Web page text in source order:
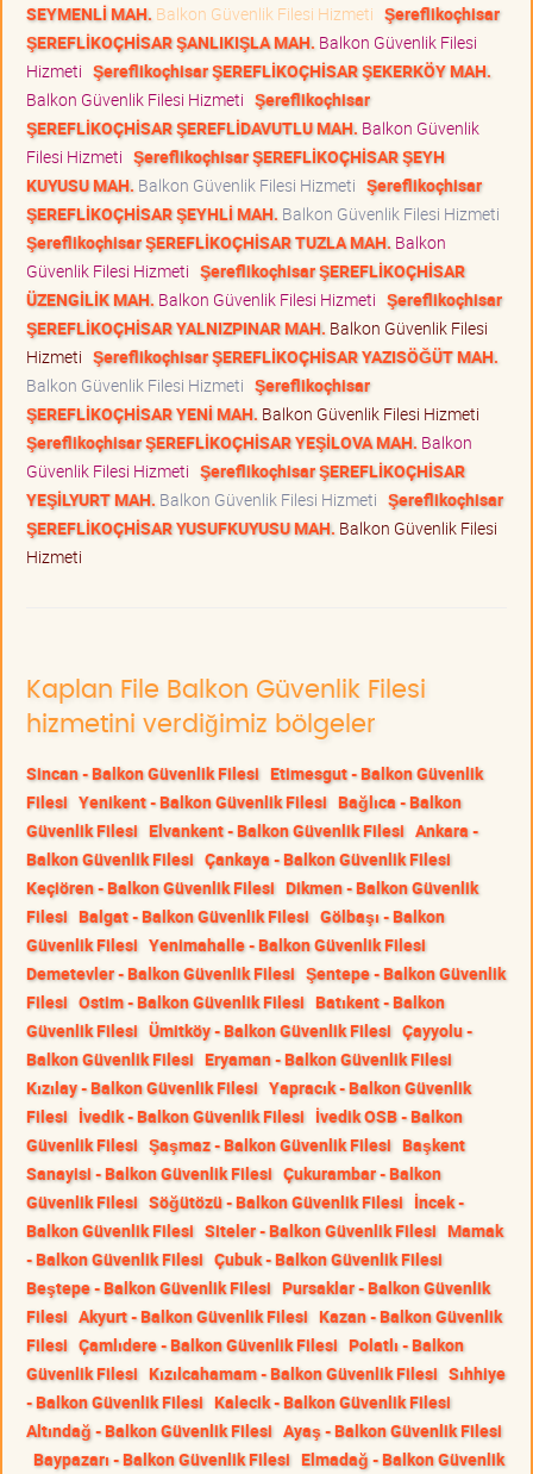
SEYMENLİ MAH. Balkon Güvenlik Filesi Hizmeti Şereflikoçhisar
ŞEREFLİKOÇHİSAR ŞANLIKIŞLA MAH. Balkon Güvenlik Filesi
Hizmeti Şereflikoçhisar ŞEREFLİKOÇHİSAR ŞEKERKÖY MAH.
Balkon Güvenlik Filesi Hizmeti Şereflikoçhisar
ŞEREFLİKOÇHİSAR ŞEREFLİDAVUTLU MAH. Balkon Güvenlik
Filesi Hizmeti Şereflikoçhisar ŞEREFLİKOÇHİSAR ŞEYH
KUYUSU MAH. Balkon Güvenlik Filesi Hizmeti Şereflikoçhisar
ŞEREFLİKOÇHİSAR ŞEYHLİ MAH. Balkon Güvenlik Filesi Hizmeti
Şereflikoçhisar ŞEREFLİKOÇHİSAR TUZLA MAH. Balkon
Güvenlik Filesi Hizmeti Şereflikoçhisar ŞEREFLİKOÇHİSAR
ÜZENGİLİK MAH. Balkon Güvenlik Filesi Hizmeti Şereflikoçhisar
ŞEREFLİKOÇHİSAR YALNIZPINAR MAH. Balkon Güvenlik Filesi
Hizmeti Şereflikoçhisar ŞEREFLİKOÇHİSAR YAZISÖĞÜT MAH.
Balkon Güvenlik Filesi Hizmeti Şereflikoçhisar
ŞEREFLİKOÇHİSAR YENİ MAH. Balkon Güvenlik Filesi Hizmeti
Şereflikoçhisar ŞEREFLİKOÇHİSAR YEŞİLOVA MAH. Balkon
Güvenlik Filesi Hizmeti Şereflikoçhisar ŞEREFLİKOÇHİSAR
YEŞİLYURT MAH. Balkon Güvenlik Filesi Hizmeti Şereflikoçhisar
ŞEREFLİKOÇHİSAR YUSUFKUYUSU MAH. Balkon Güvenlik Filesi
Hizmeti
Kaplan File Balkon Güvenlik Filesi
hizmetini verdiğimiz bölgeler
Sincan - Balkon Güvenlik Filesi Etimesgut - Balkon Güvenlik
Filesi Yenikent - Balkon Güvenlik Filesi Bağlıca - Balkon
Güvenlik Filesi Elvankent - Balkon Güvenlik Filesi Ankara -
Balkon Güvenlik Filesi Çankaya - Balkon Güvenlik Filesi
Keçiören - Balkon Güvenlik Filesi Dikmen - Balkon Güvenlik
Filesi Balgat - Balkon Güvenlik Filesi Gölbaşı - Balkon
Güvenlik Filesi Yenimahalle - Balkon Güvenlik Filesi
Demetevler - Balkon Güvenlik Filesi Şentepe - Balkon Güvenlik
Filesi Ostim - Balkon Güvenlik Filesi Batıkent - Balkon
Güvenlik Filesi Ümitköy - Balkon Güvenlik Filesi Çayyolu -
Balkon Güvenlik Filesi Eryaman - Balkon Güvenlik Filesi
Kızılay - Balkon Güvenlik Filesi Yapracık - Balkon Güvenlik
Filesi İvedik - Balkon Güvenlik Filesi İvedik OSB - Balkon
Güvenlik Filesi Şaşmaz - Balkon Güvenlik Filesi Başkent
Sanayisi - Balkon Güvenlik Filesi Çukurambar - Balkon
Güvenlik Filesi Söğütözü - Balkon Güvenlik Filesi İncek -
Balkon Güvenlik Filesi Siteler - Balkon Güvenlik Filesi Mamak
- Balkon Güvenlik Filesi Çubuk - Balkon Güvenlik Filesi
Beştepe - Balkon Güvenlik Filesi Pursaklar - Balkon Güvenlik
Filesi Akyurt - Balkon Güvenlik Filesi Kazan - Balkon Güvenlik
Filesi Çamlıdere - Balkon Güvenlik Filesi Polatlı - Balkon
Güvenlik Filesi Kızılcahamam - Balkon Güvenlik Filesi Sıhhiye
- Balkon Güvenlik Filesi Kalecik - Balkon Güvenlik Filesi
Altındağ - Balkon Güvenlik Filesi Ayaş - Balkon Güvenlik Filesi
Baypazarı - Balkon Güvenlik Filesi Elmadağ - Balkon Güvenlik